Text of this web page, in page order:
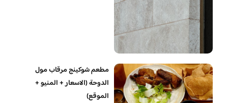
مطعم شوكينج مرقاب مول
الدوحة (الاسعار + المنيو +
الموقع)